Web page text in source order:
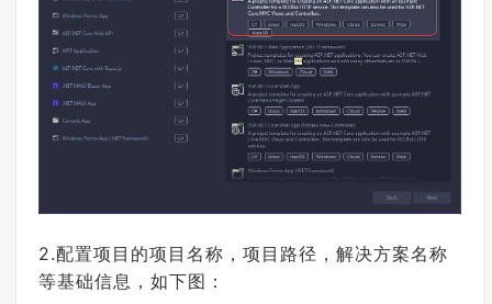
2.配置项目的项目名称，项目路径，解决方案名称
等基础信息，如下图：